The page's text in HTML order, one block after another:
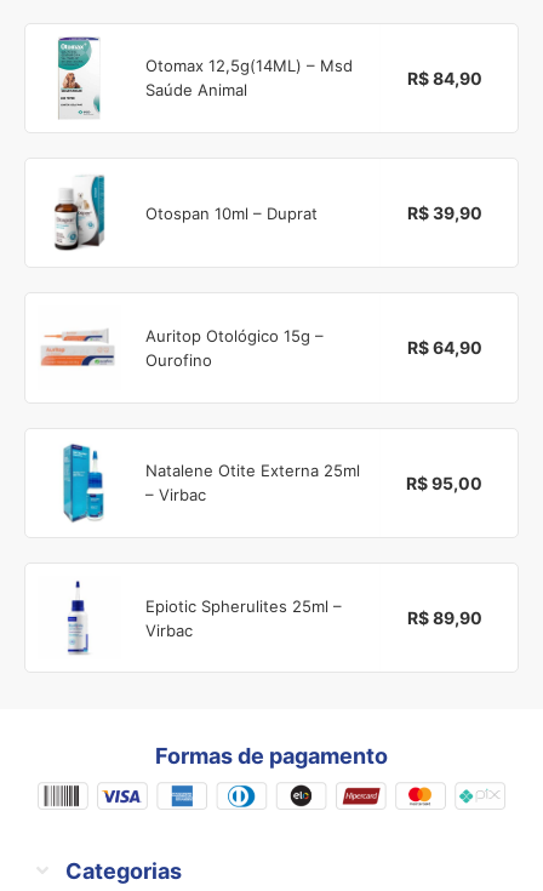
Otomax 12,5g(14ML) – Msd
Saúde Animal
R$ 84,90
Otospan 10ml – Duprat R$ 39,90
Auritop Otológico 15g –
Ourofino
R$ 64,90
Natalene Otite Externa 25ml
– Virbac
R$ 95,00
Epiotic Spherulites 25ml –
Virbac
R$ 89,90
Formas de pagamento
Categorias